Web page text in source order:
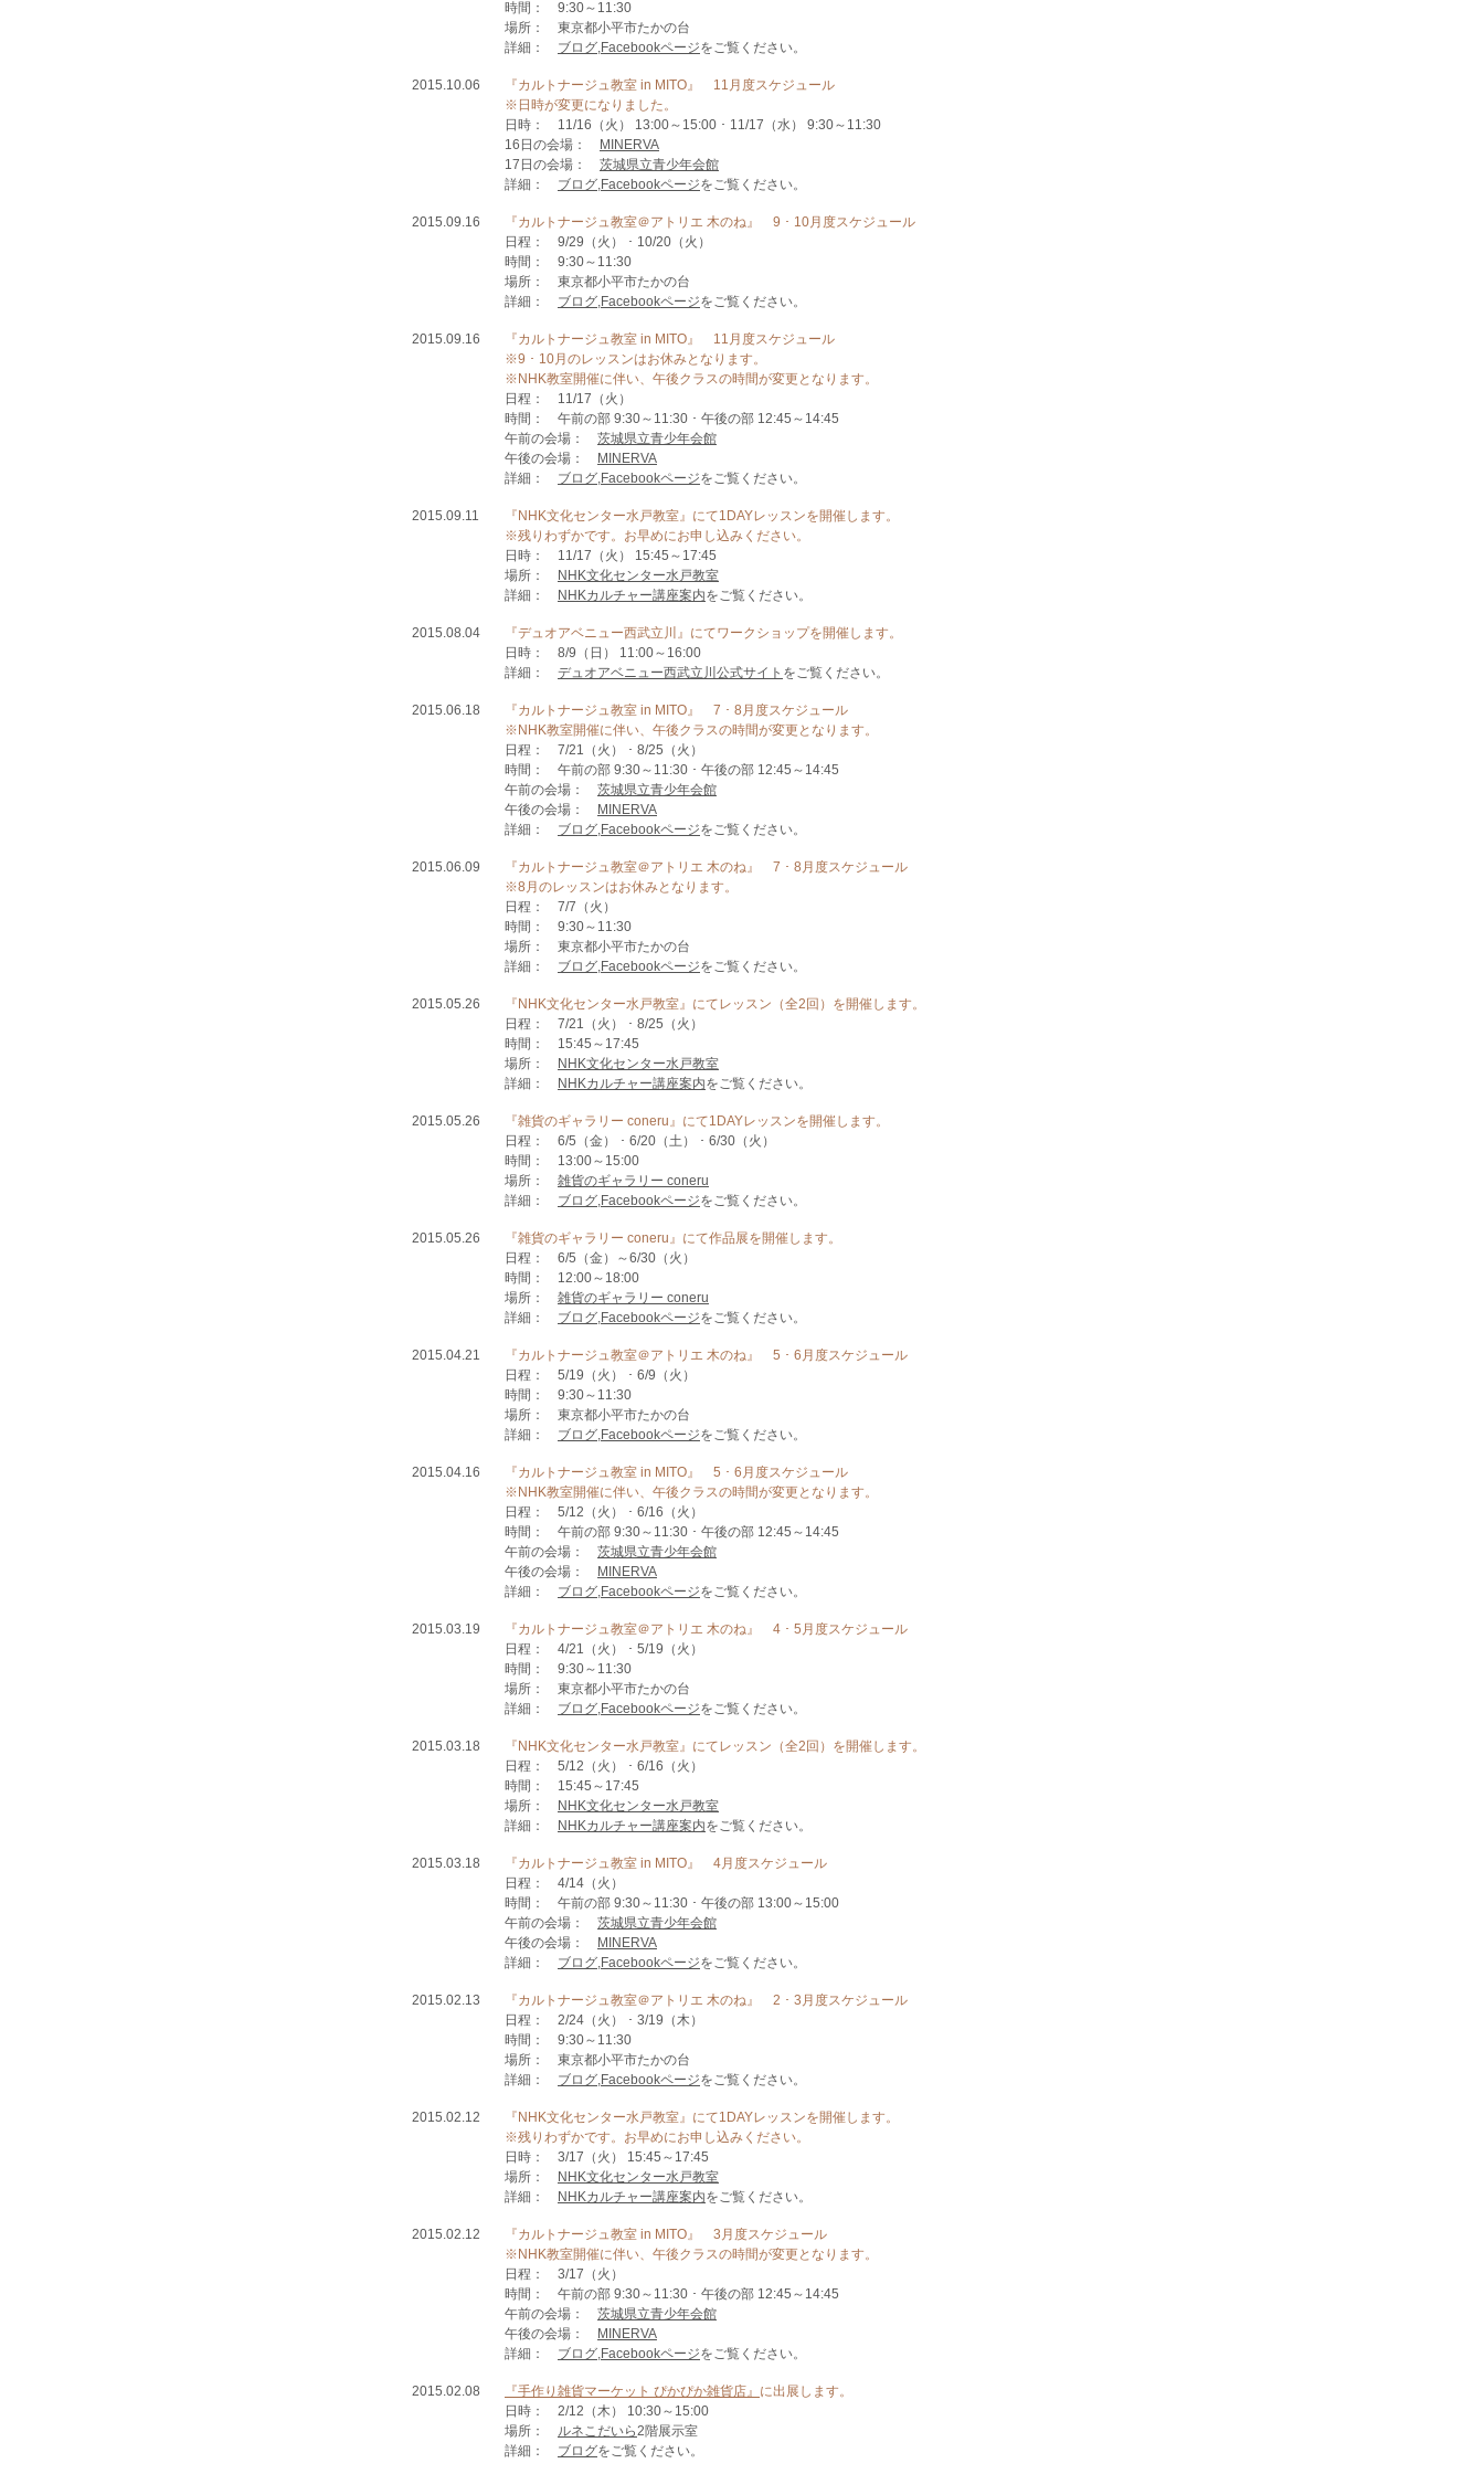
時間： 9:30～11:30
場所： 東京都小平市たかの台
詳細： ブログ,Facebookページをご覧ください。
2015.10.06
『カルトナージュ教室 in MITO』 11月度スケジュール
※日時が変更になりました。
日時： 11/16（火） 13:00～15:00 ･ 11/17（水） 9:30～11:30
16日の会場：
MINERVA
17日の会場： 茨城県立青少年会館
詳細： ブログ,Facebookページをご覧ください。
2015.09.16
『カルトナージュ教室＠アトリエ 木のね』 9 ･ 10月度スケジュール
日程： 9/29（火） ･ 10/20（火）
時間： 9:30～11:30
場所： 東京都小平市たかの台
詳細： ブログ,Facebookページをご覧ください。
2015.09.16
『カルトナージュ教室 in MITO』 11月度スケジュール
※9 ･ 10月のレッスンはお休みとなります。
※NHK教室開催に伴い、午後クラスの時間が変更となります。
日程： 11/17（火）
時間： 午前の部 9:30～11:30 ･ 午後の部 12:45～14:45
午前の会場： 茨城県立青少年会館
午後の会場：
MINERVA
詳細： ブログ,Facebookページをご覧ください。
2015.09.11
『NHK文化センター水戸教室』にて1DAYレッスンを開催します。
※残りわずかです。お早めにお申し込みください。
日時： 11/17（火） 15:45～17:45
場所：
NHK文化センター水戸教室
詳細：
NHKカルチャー講座案内をご覧ください。
2015.08.04
『デュオアベニュー西武立川』にてワークショップを開催します。
日時： 8/9（日） 11:00～16:00
詳細： デュオアベニュー西武立川公式サイト をご覧ください。
2015.06.18
『カルトナージュ教室 in MITO』 7 ･ 8月度スケジュール
※NHK教室開催に伴い、午後クラスの時間が変更となります。
日程： 7/21（火） ･ 8/25（火）
時間： 午前の部 9:30～11:30 ･ 午後の部 12:45～14:45
午前の会場： 茨城県立青少年会館
午後の会場：
MINERVA
詳細： ブログ,Facebookページをご覧ください。
2015.06.09
『カルトナージュ教室＠アトリエ 木のね』 7 ･ 8月度スケジュール
※8月のレッスンはお休みとなります。
日程： 7/7（火）
時間： 9:30～11:30
場所： 東京都小平市たかの台
詳細： ブログ,Facebookページをご覧ください。
2015.05.26
『NHK文化センター水戸教室』にてレッスン（全2回）を開催します。
日程： 7/21（火） ･ 8/25（火）
時間： 15:45～17:45
場所：
NHK文化センター水戸教室
詳細：
NHKカルチャー講座案内をご覧ください。
2015.05.26
『雑貨のギャラリー coneru』にて1DAYレッスンを開催します。
日程： 6/5（金） ･ 6/20（土） ･ 6/30（火）
時間： 13:00～15:00
場所： 雑貨のギャラリー coneru
詳細： ブログ,Facebookページをご覧ください。
2015.05.26
『雑貨のギャラリー coneru』にて作品展を開催します。
日程： 6/5（金）～6/30（火）
時間： 12:00～18:00
場所： 雑貨のギャラリー coneru
詳細： ブログ,Facebookページをご覧ください。
2015.04.21
『カルトナージュ教室＠アトリエ 木のね』 5 ･ 6月度スケジュール
日程： 5/19（火） ･ 6/9（火）
時間： 9:30～11:30
場所： 東京都小平市たかの台
詳細： ブログ,Facebookページをご覧ください。
2015.04.16
『カルトナージュ教室 in MITO』 5 ･ 6月度スケジュール
※NHK教室開催に伴い、午後クラスの時間が変更となります。
日程： 5/12（火） ･ 6/16（火）
時間： 午前の部 9:30～11:30 ･ 午後の部 12:45～14:45
午前の会場： 茨城県立青少年会館
午後の会場：
MINERVA
詳細： ブログ,Facebookページをご覧ください。
2015.03.19
『カルトナージュ教室＠アトリエ 木のね』 4 ･ 5月度スケジュール
日程： 4/21（火） ･ 5/19（火）
時間： 9:30～11:30
場所： 東京都小平市たかの台
詳細： ブログ,Facebookページをご覧ください。
2015.03.18
『NHK文化センター水戸教室』にてレッスン（全2回）を開催します。
日程： 5/12（火） ･ 6/16（火）
時間： 15:45～17:45
場所：
NHK文化センター水戸教室
詳細：
NHKカルチャー講座案内をご覧ください。
2015.03.18
『カルトナージュ教室 in MITO』 4月度スケジュール
日程： 4/14（火）
時間： 午前の部 9:30～11:30 ･ 午後の部 13:00～15:00
午前の会場： 茨城県立青少年会館
午後の会場：
MINERVA
詳細： ブログ,Facebookページをご覧ください。
2015.02.13
『カルトナージュ教室＠アトリエ 木のね』 2 ･ 3月度スケジュール
日程： 2/24（火） ･ 3/19（木）
時間： 9:30～11:30
場所： 東京都小平市たかの台
詳細： ブログ,Facebookページをご覧ください。
2015.02.12
『NHK文化センター水戸教室』にて1DAYレッスンを開催します。
※残りわずかです。お早めにお申し込みください。
日時： 3/17（火） 15:45～17:45
場所：
NHK文化センター水戸教室
詳細：
NHKカルチャー講座案内をご覧ください。
2015.02.12
『カルトナージュ教室 in MITO』 3月度スケジュール
※NHK教室開催に伴い、午後クラスの時間が変更となります。
日程： 3/17（火）
時間： 午前の部 9:30～11:30 ･ 午後の部 12:45～14:45
午前の会場： 茨城県立青少年会館
午後の会場：
MINERVA
詳細： ブログ,Facebookページをご覧ください。
2015.02.08 『手作り雑貨マーケット ぴかぴか雑貨店』 に出展します。
日時： 2/12（木） 10:30～15:00
場所： ルネこだいら2階展示室
詳細： ブログをご覧ください。